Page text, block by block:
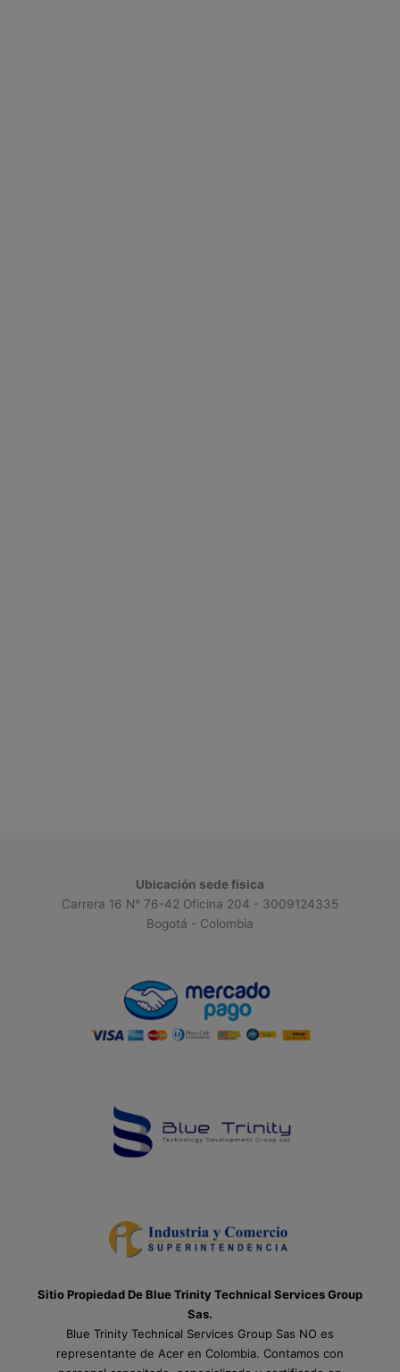
Ubicación sede física
Carrera 16 N° 76-42 Oficina 204 - 3009124335
Bogotá - Colombia
Sitio Propiedad De Blue Trinity Technical Services Group
Sas.
Blue Trinity Technical Services Group Sas NO es
representante de Acer en Colombia. Contamos con